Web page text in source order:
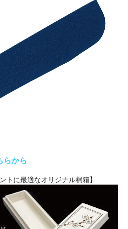
らから
トに最適なオリジナル桐箱】